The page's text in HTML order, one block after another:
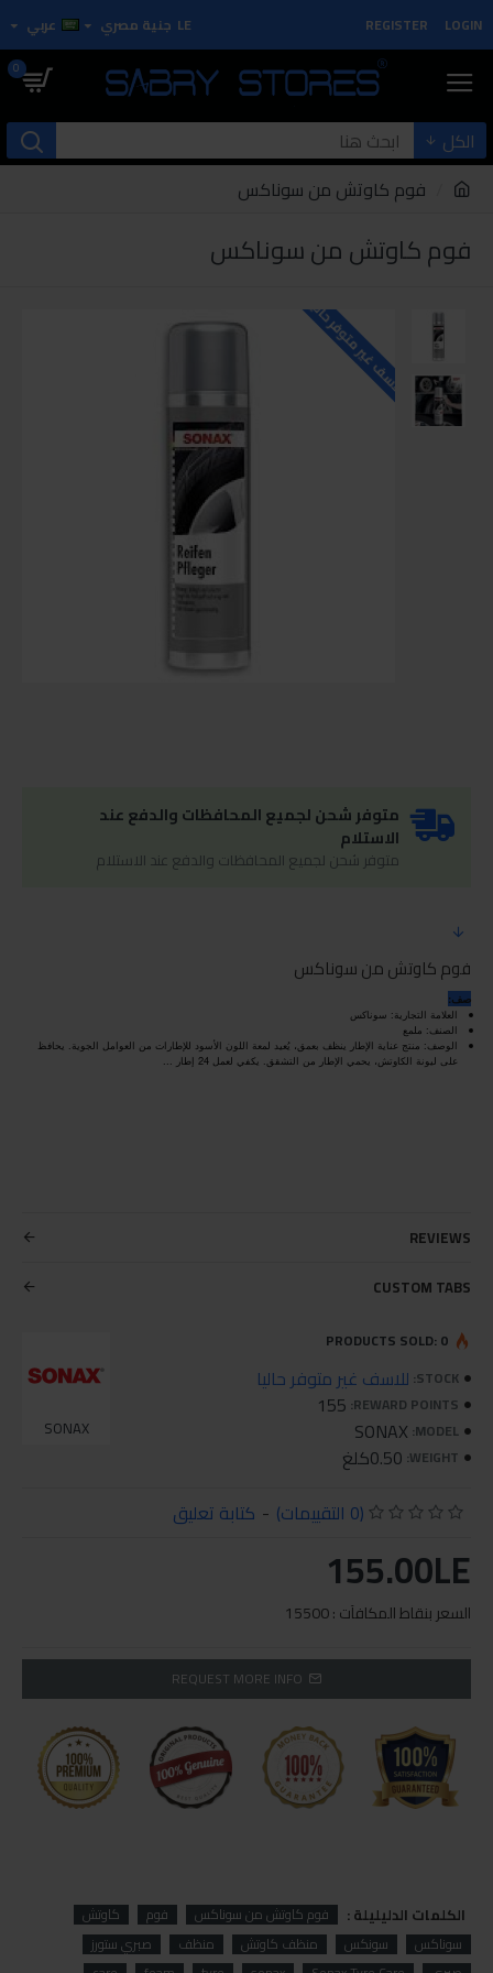
LOGIN
REGISTER
LE جنية مصري عربي
0
الكل
فوم كاوتش من سوناكس
فوم كاوتش من سوناكس
للاسف غير متوفر حاليا
متوفر شحن لجميع المحافظات والدفع عند
الاستلام
متوفر شحن لجميع المحافظات والدفع عند الاستلام
فوم كاوتش من سوناكس
صف:
العلامة التجارية: سوناكس
الصنف: ملمع
الوصف: منتج عناية الإطار ينظف بعمق، يُعيد لمعة اللون الأسود للإطارات من العوامل الجوية. يحافظ
على ليونة الكاوتش، يحمي الإطار من التشقق. يكفي لعمل 24 إطار ...
REVIEWS
CUSTOM TABS
STOCK: للاسف غير متوفر حاليا
REWARD POINTS:
155
MODEL:
SONAX
WEIGHT: 0.50كلغ
SONAX
PRODUCTS SOLD: 0
(0 التقييمات) - كتابة تعليق
155.00LE
السعر بنقاط المكافآت : 15500
REQUEST MORE INFO
الكلمات الدليليلة : فوم كاوتش من سوناكس فوم
كاوتش
سوناكس
سونكس منظف كاوتش منظف
صبري ستورز